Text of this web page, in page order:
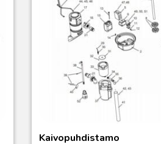
Kaivopuhdistamo